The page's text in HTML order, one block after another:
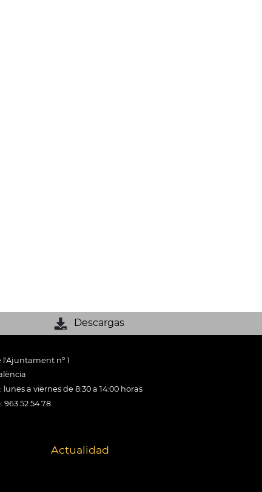
Descargas
l'Ajuntament nº 1
lunes a viernes de 8:30 a 14:00 horas
963 52 54 78
Actualidad